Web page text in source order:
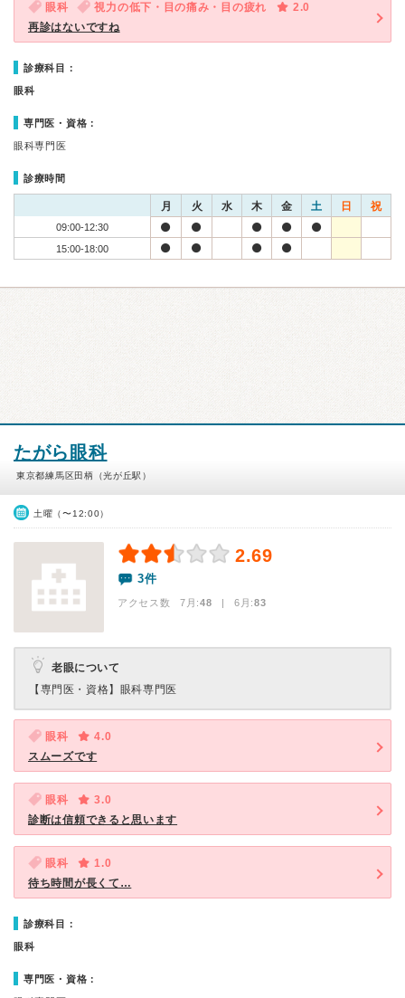
眼科 視力の低下・目の痛み・目の疲れ
2.0
再診はないですね
診療科目：
眼科
専門医・資格：
眼科専門医
診療時間
月 火 水 木 金 土 日 祝
09:00-12:30
15:00-18:00
たがら眼科
東京都練馬区田柄（光が丘駅）
土曜（〜12:00）
2.69
3件
アクセス数 7月:48 | 6月:83
老眼について
【専門医・資格】 眼科専門医
眼科
4.0
スムーズです
眼科
3.0
診断は信頼できると思います
眼科
1.0
待ち時間が長くて…
診療科目：
眼科
専門医・資格：